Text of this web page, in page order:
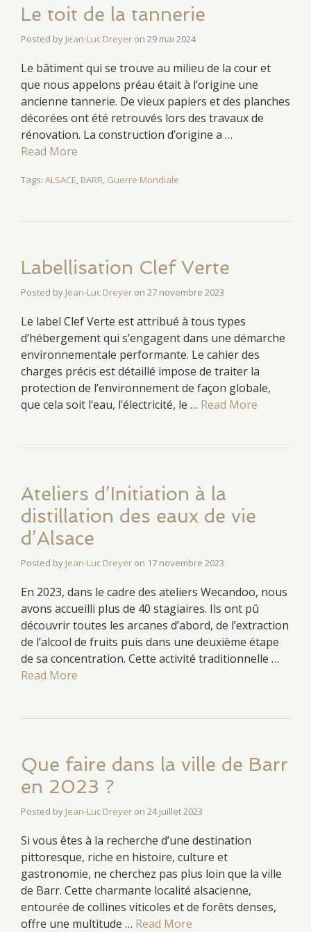
Le toit de la tannerie
Posted by Jean-Luc Dreyer on 29 mai 2024
Le bâtiment qui se trouve au milieu de la cour et
que nous appelons préau était à l’origine une
ancienne tannerie. De vieux papiers et des planches
décorées ont été retrouvés lors des travaux de
rénovation. La construction d’origine a …
Read More
Tags: ALSACE, BARR, Guerre Mondiale
Labellisation Clef Verte
Posted by Jean-Luc Dreyer on 27 novembre 2023
Le label Clef Verte est attribué à tous types
d’hébergement qui s’engagent dans une démarche
environnementale performante. Le cahier des
charges précis est détaillé impose de traiter la
protection de l’environnement de façon globale,
que cela soit l’eau, l’électricité, le … Read More
Ateliers d’Initiation à la
distillation des eaux de vie
d’Alsace
Posted by Jean-Luc Dreyer on 17 novembre 2023
En 2023, dans le cadre des ateliers Wecandoo, nous
avons accueilli plus de 40 stagiaires. Ils ont pû
découvrir toutes les arcanes d’abord, de l’extraction
de l’alcool de fruits puis dans une deuxième étape
de sa concentration. Cette activité traditionnelle …
Read More
Que faire dans la ville de Barr
en 2023 ?
Posted by Jean-Luc Dreyer on 24 juillet 2023
Si vous êtes à la recherche d’une destination
pittoresque, riche en histoire, culture et
gastronomie, ne cherchez pas plus loin que la ville
de Barr. Cette charmante localité alsacienne,
entourée de collines viticoles et de forêts denses,
offre une multitude … Read More